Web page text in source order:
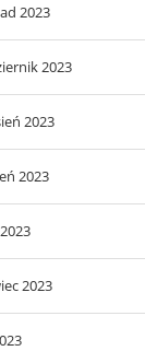
2023
2023
2023
2023
2023